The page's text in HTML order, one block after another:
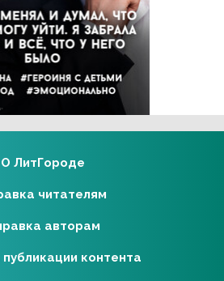
О ЛитГороде
читателям
авторам
контента